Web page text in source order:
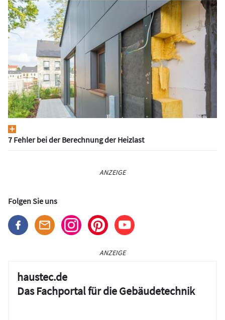
7 Fehler bei der Berechnung der Heizlast
ANZEIGE
Folgen Sie uns
ANZEIGE
haustec.de
Das Fachportal für die Gebäudetechnik